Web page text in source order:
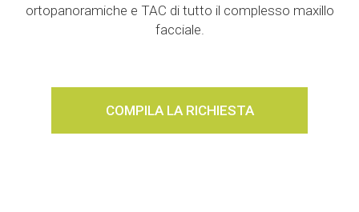
ortopanoramiche e TAC di tutto il complesso maxillo
facciale.
COMPILA LA RICHIESTA